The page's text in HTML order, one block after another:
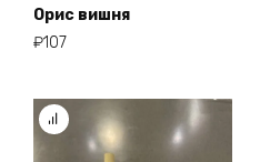
Орис вишня
₽107